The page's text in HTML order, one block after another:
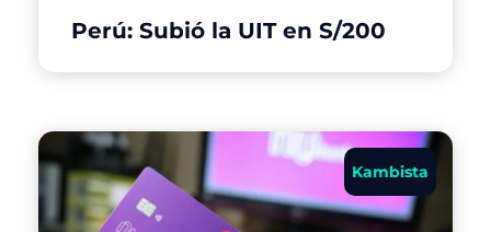
Perú: Subió la UIT en S/200
Kambista